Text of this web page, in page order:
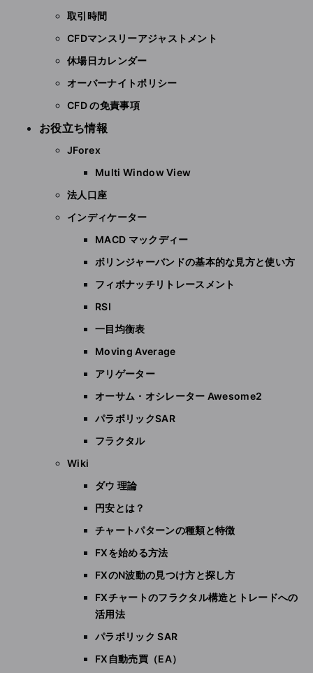
取引時間
CFDマンスリーアジャストメント
休場日カレンダー
オーバーナイトポリシー
CFD の免責事項
お役立ち情報
JForex
Multi Window View
法人口座
インディケーター
MACD マックディー
ボリンジャーバンドの基本的な見方と使い方
フィボナッチリトレースメント
RSI
一目均衡表
Moving Average
アリゲーター
オーサム・オシレーター Awesome2
パラボリックSAR
フラクタル
Wiki
ダウ 理論
円安とは？
チャートパターンの種類と特徴
FXを始める方法
FXのN波動の見つけ方と探し方
FXチャートのフラクタル構造とトレードへの
活用法
パラボリック SAR
FX自動売買（EA）